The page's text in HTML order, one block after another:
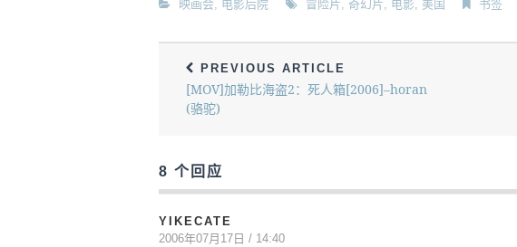
映画会, 电影后院 冒险片, 奇幻片, 电影, 美国 书签
PREVIOUS ARTICLE
[MOV]加勒比海盗2：死人箱[2006]–horan
(骆驼)
8 个回应
YIKECATE
2006年07月17日 / 14:40